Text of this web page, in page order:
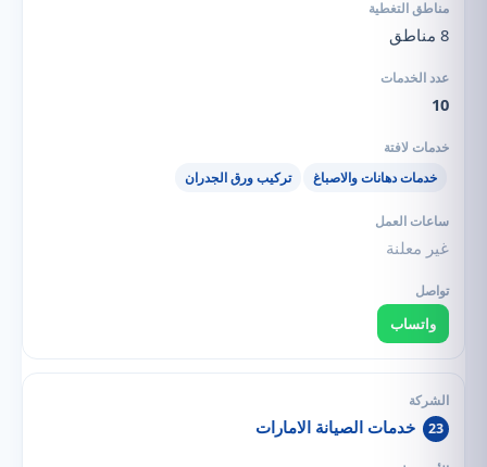
8 مناطق
10
خدمات دهانات والاصباغ تركيب ورق الجدران
غير معلنة
واتساب
23 خدمات الصيانة الامارات